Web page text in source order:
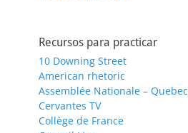
Recursos para practicar
10 Downing Street
American rhetoric
Assemblée Nationale – Quebec
Cervantes TV
Collège de France